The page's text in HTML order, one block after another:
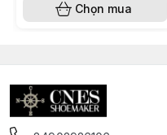
Chọn mua